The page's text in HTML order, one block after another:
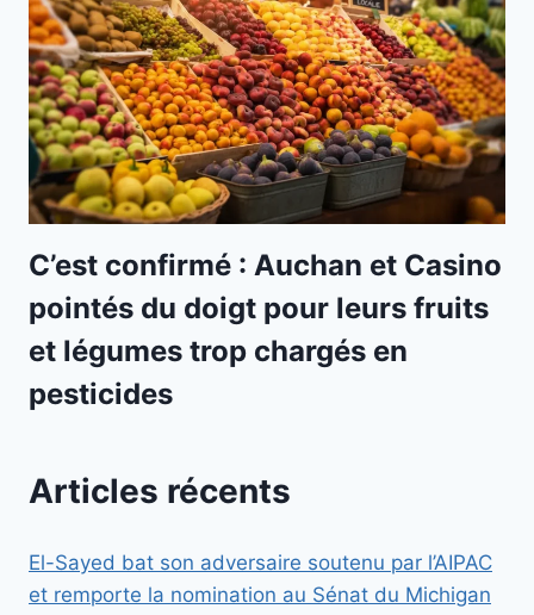
C’est confirmé : Auchan et Casino
pointés du doigt pour leurs fruits
et légumes trop chargés en
pesticides
Articles récents
El-Sayed bat son adversaire soutenu par l’AIPAC
et remporte la nomination au Sénat du Michigan